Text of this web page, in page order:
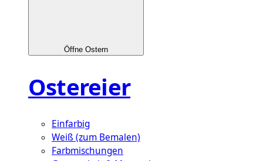
Öffne Ostern
Ostereier
Einfarbig
Weiß (zum Bemalen)
Farbmischungen